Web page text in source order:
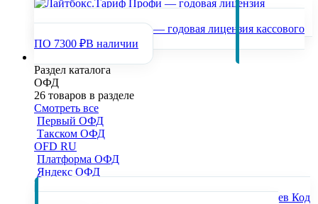
Лайтбокс.Тариф Профи — годовая лицензия кассового
ПО 7300 ₽В наличии
Раздел каталога
ОФД
26 товаров в разделе
Смотреть все
Первый ОФД
Такском ОФД
OFD RU
Платформа ОФД
Яндекс ОФД
Популярные товары раздела
Код